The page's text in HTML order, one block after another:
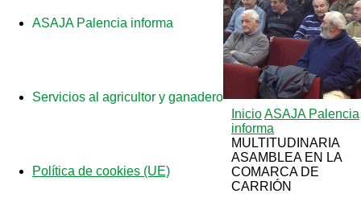
ASAJA Palencia informa
Servicios al agricultor y ganadero
Política de cookies (UE)
InicioASAJA Palencia
informa
MULTITUDINARIA
ASAMBLEA EN LA
COMARCA DE
CARRIÓN